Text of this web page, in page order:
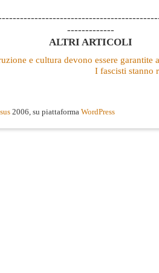
-------------
ALTRI ARTICOLI
e cultura devono essere garantite
I fascisti stanno
2006, su piattaforma WordPress